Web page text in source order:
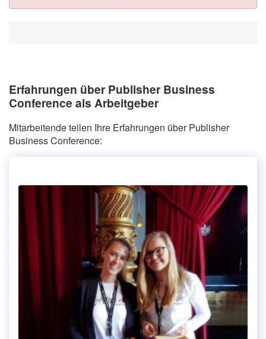
Erfahrungen über Publisher Business
Conference als Arbeitgeber
Mitarbeitende teilen Ihre Erfahrungen über Publisher
Business Conference: